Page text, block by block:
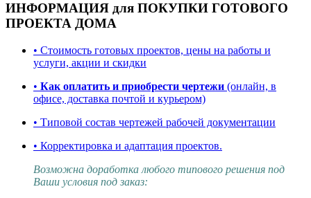
ИНФОРМАЦИЯ для ПОКУПКИ ГОТОВОГО
ПРОЕКТА ДОМА
• Стоимость готовых проектов, цены на работы и
услуги, акции и скидки
• Как оплатить и приобрести чертежи (онлайн, в
офисе, доставка почтой и курьером)
• Типовой состав чертежей рабочей документации
• Корректировка и адаптация проектов.
Возможна доработка любого типового решения под
Ваши условия под заказ: